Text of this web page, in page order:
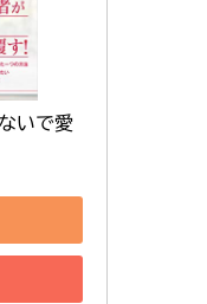
いで愛